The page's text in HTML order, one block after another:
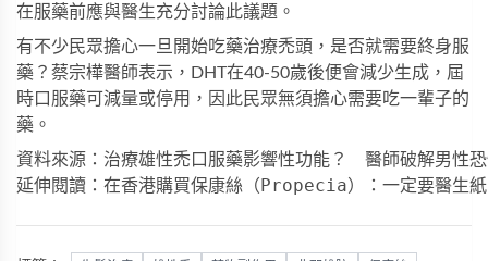
在服藥前應與醫生充分討論此議題。
有不少民眾擔心一旦開始吃藥治療禿頭，是否就需要終身服
藥？蔡宗樺醫師表示，DHT在40-50歲後便會減少生成，屆
時口服藥可減量或停用，因此民眾無須擔心需要吃一輩子的
藥。
資料來源：治療雄性禿口服藥影響性功能？　醫師破解男性
延伸閱讀：在香港購買保康絲（Propecia）：一定要醫生